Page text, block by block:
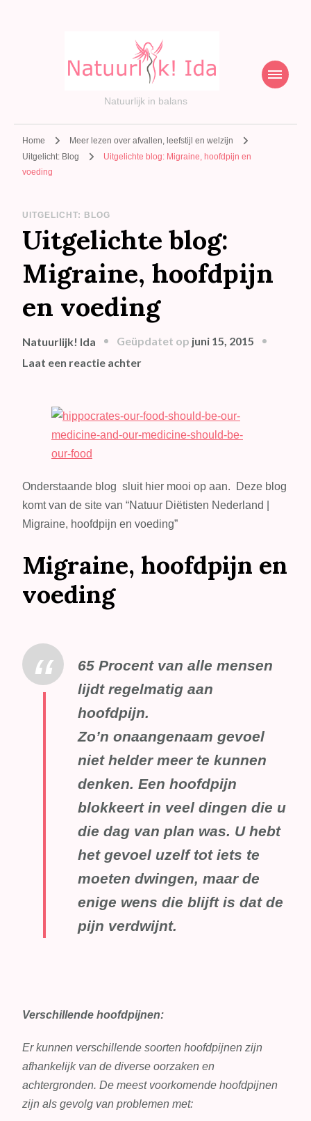
Natuurlijk in balans
Home
Meer lezen over afvallen, leefstijl en welzijn
Uitgelicht: Blog
Uitgelichte blog: Migraine, hoofdpijn en
voeding
UITGELICHT: BLOG
Uitgelichte blog:
Migraine, hoofdpijn
en voeding
Natuurlijk! Ida Geüpdatet op juni 15, 2015
Laat een reactie achterop
Migraine,
hoofdpijn
Onderstaande blog sluit hier mooi op aan. Deze blog
komt van de site van “Natuur Diëtisten Nederland |
Migraine, hoofdpijn en voeding”
Migraine, hoofdpijn en
voeding
65 Procent van alle mensen
lijdt regelmatig aan
hoofdpijn.
Zo’n onaangenaam gevoel
niet helder meer te kunnen
denken. Een hoofdpijn
blokkeert in veel dingen die u
die dag van plan was. U hebt
het gevoel uzelf tot iets te
moeten dwingen, maar de
enige wens die blijft is dat de
pijn verdwijnt.
Verschillende hoofdpijnen:
Er kunnen verschillende soorten hoofdpijnen zijn
afhankelijk van de diverse oorzaken en
achtergronden. De meest voorkomende hoofdpijnen
zijn als gevolg van problemen met: